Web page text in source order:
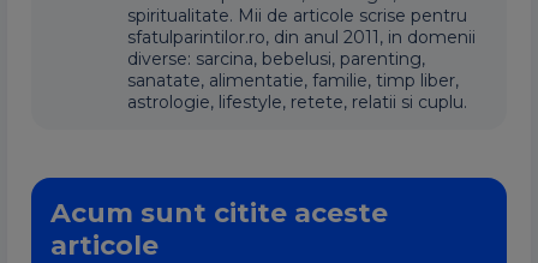
spiritualitate. Mii de articole scrise pentru
sfatulparintilor.ro, din anul 2011, in domenii
diverse: sarcina, bebelusi, parenting,
sanatate, alimentatie, familie, timp liber,
astrologie, lifestyle, retete, relatii si cuplu.
Acum sunt citite aceste
articole